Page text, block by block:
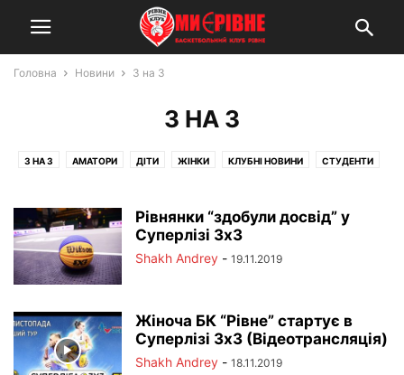
Головна Новини 3 на 3
3 НА 3
3 НА 3 АМАТОРИ ДІТИ ЖІНКИ КЛУБНІ НОВИНИ СТУДЕНТИ
Рівнянки “здобули досвід” у
Суперлізі 3х3
Shakh Andrey - 19.11.2019
Жіноча БК “Рівне” стартує в
Суперлізі 3х3 (Відеотрансляція)
Shakh Andrey - 18.11.2019